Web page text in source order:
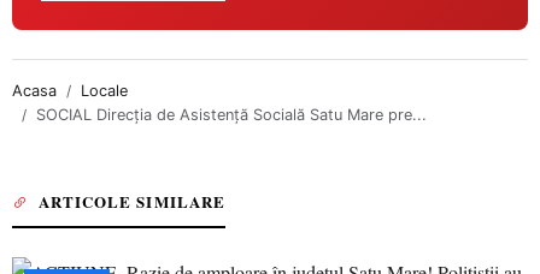
Acasa
Locale
SOCIAL Direcția de Asistență Socială Satu Mare pre...
ARTICOLE SIMILARE